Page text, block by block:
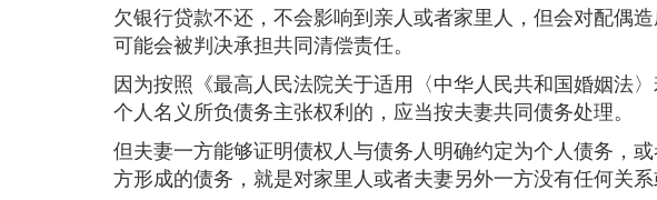
欠银行贷款不还，不会影响到亲人或者家里人，但会对配偶
可能会被判决承担共同清偿责任。
因为按照《最高人民法院关于适用〈中华人民共和国婚姻法
个人名义所负债务主张权利的，应当按夫妻共同债务处理。
但夫妻一方能够证明债权人与债务人明确约定为个人债务，
方形成的债务，就是对家里人或者夫妻另外一方没有任何关系